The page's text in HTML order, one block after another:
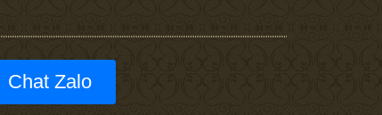
Chat Zalo